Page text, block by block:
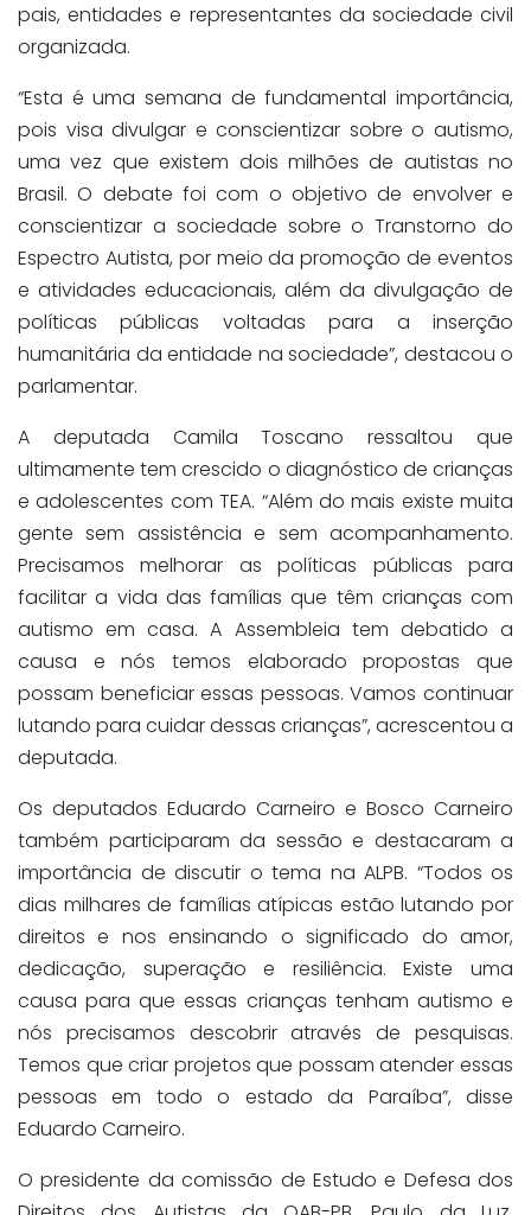
pais, entidades e representantes da sociedade civil
organizada.
“Esta é uma semana de fundamental importância,
pois visa divulgar e conscientizar sobre o autismo,
uma vez que existem dois milhões de autistas no
Brasil. O debate foi com o objetivo de envolver e
conscientizar a sociedade sobre o Transtorno do
Espectro Autista, por meio da promoção de eventos
e atividades educacionais, além da divulgação de
políticas públicas voltadas para a inserção
humanitária da entidade na sociedade”, destacou o
parlamentar.
A deputada Camila Toscano ressaltou que
ultimamente tem crescido o diagnóstico de crianças
e adolescentes com TEA. “Além do mais existe muita
gente sem assistência e sem acompanhamento.
Precisamos melhorar as políticas públicas para
facilitar a vida das famílias que têm crianças com
autismo em casa. A Assembleia tem debatido a
causa e nós temos elaborado propostas que
possam beneficiar essas pessoas. Vamos continuar
lutando para cuidar dessas crianças”, acrescentou a
deputada.
Os deputados Eduardo Carneiro e Bosco Carneiro
também participaram da sessão e destacaram a
importância de discutir o tema na ALPB. “Todos os
dias milhares de famílias atípicas estão lutando por
direitos e nos ensinando o significado do amor,
dedicação, superação e resiliência. Existe uma
causa para que essas crianças tenham autismo e
nós precisamos descobrir através de pesquisas.
Temos que criar projetos que possam atender essas
pessoas em todo o estado da Paraíba”, disse
Eduardo Carneiro.
O presidente da comissão de Estudo e Defesa dos